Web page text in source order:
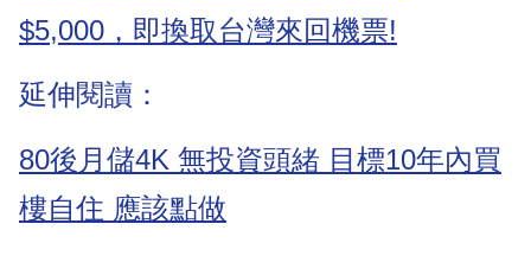
$5,000，即換取台灣來回機票!
延伸閱讀：
80後月儲4K 無投資頭緒 目標10年內買
樓自住 應該點做